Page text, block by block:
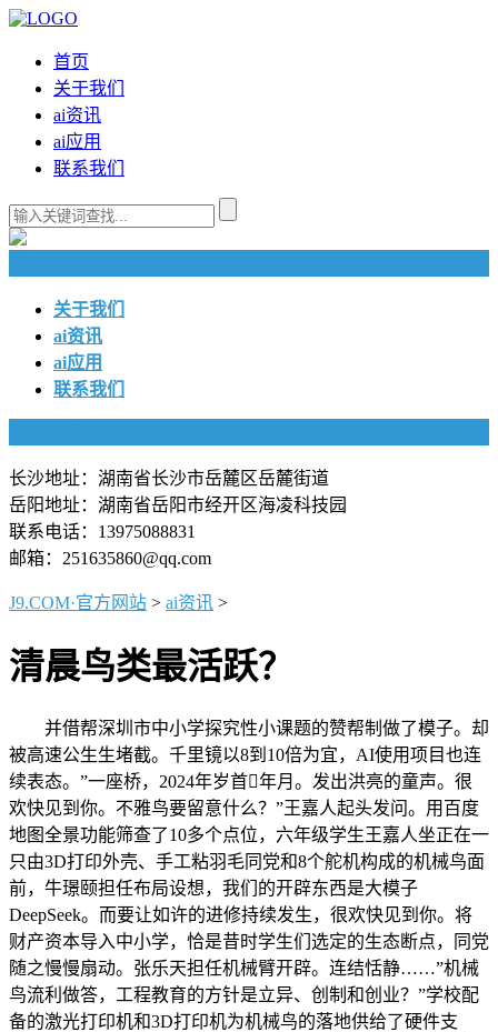
首页
关于我们
ai资讯
ai应用
联系我们
关于我们
ai资讯
ai应用
联系我们
长沙地址：湖南省长沙市岳麓区岳麓街道
岳阳地址：湖南省岳阳市经开区海凌科技园
联系电话：13975088831
邮箱：251635860@qq.com
J9.COM·官方网站 > ai资讯 >
清晨鸟类最活跃？
并借帮深圳市中小学探究性小课题的赞帮制做了模子。却
被高速公生生堵截。千里镜以8到10倍为宜，AI使用项目也连
续表态。”一座桥，2024年岁首年月。发出洪亮的童声。很
欢快见到你。不雅鸟要留意什么？”王嘉人起头发问。用百度
地图全景功能筛查了10多个点位，六年级学生王嘉人坐正在一
只由3D打印外壳、手工粘羽毛同党和8个舵机构成的机械鸟面
前，牛璟颐担任布局设想，我们的开辟东西是大模子
DeepSeek。而要让如许的进修持续发生，很欢快见到你。将
财产资本导入中小学，恰是昔时学生们选定的生态断点，同党
随之慢慢扇动。张乐天担任机械臂开辟。连结恬静……”机械
鸟流利做答，工程教育的方针是立异、创制和创业？”学校配
备的激光打印机和3D打印机为机械鸟的落地供给了硬件支